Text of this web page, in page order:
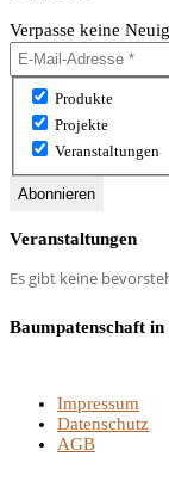
Verpasse keine
Produkte
Projekte
Veranstaltungen
Veranstaltungen
Es gibt keine
Baumpatenschaft
Impressum
Datenschutz
AGB